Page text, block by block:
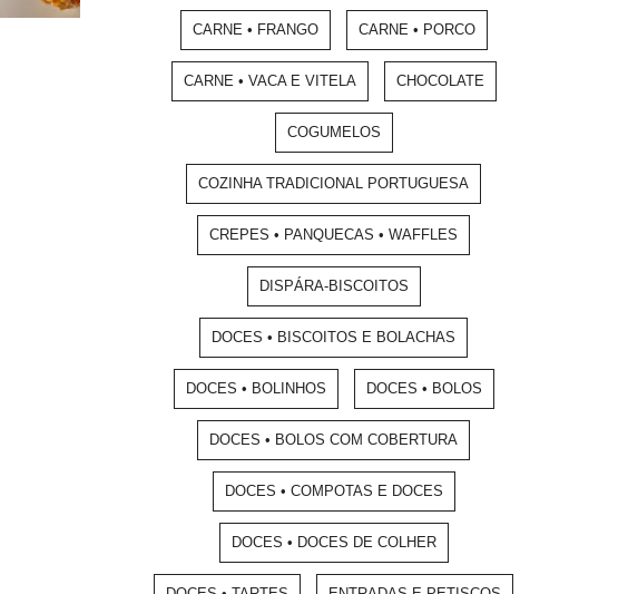
CARNE • FRANGO CARNE • PORCO
CARNE • VACA E VITELA CHOCOLATE
COGUMELOS
COZINHA TRADICIONAL PORTUGUESA
CREPES • PANQUECAS • WAFFLES
DISPÁRA-BISCOITOS
DOCES • BISCOITOS E BOLACHAS
DOCES • BOLINHOS DOCES • BOLOS
DOCES • BOLOS COM COBERTURA
DOCES • COMPOTAS E DOCES
DOCES • DOCES DE COLHER